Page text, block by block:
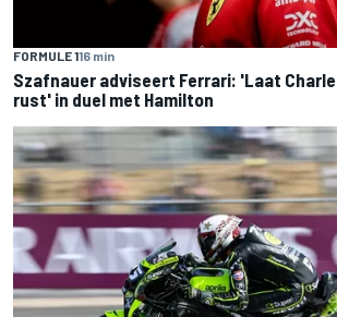
FORMULE 116 min
Szafnauer adviseert Ferrari: 'Laat
rust' in duel met Hamilton